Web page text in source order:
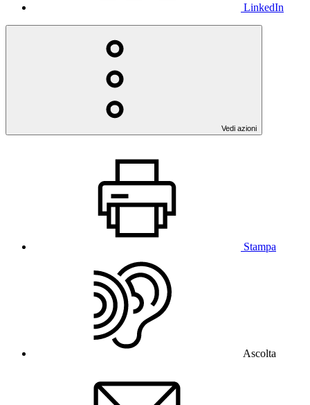
LinkedIn
Vedi azioni
Stampa
Ascolta